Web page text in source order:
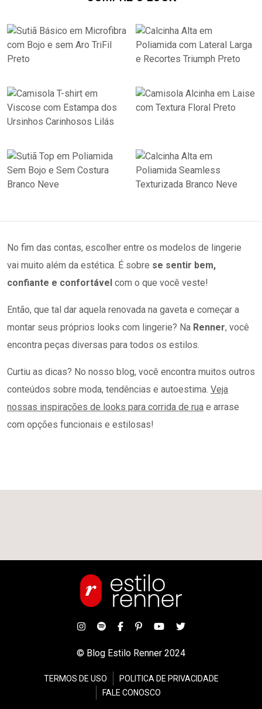
No fim das contas, escolher entre os modelos de lingerie
vai muito além da estética. É sobre se sentir bem,
confiante e confortável com o que você veste!
Então, que tal dar aquela renovada na gaveta e começar a
montar seus próprios looks com lingerie? Na Renner, você
encontra peças diversas para todos os estilos.
Curtiu as dicas? No nosso blog, você encontra muitos outros
conteúdos sobre moda, tendências e autoestima. Veja
nossas inspirações de looks para corrida de rua e arrase
com opções funcionais e estilosas!
© Blog Estilo Renner 2024
TERMOS DE USO
POLITICA DE PRIVACIDADE
FALE CONOSCO